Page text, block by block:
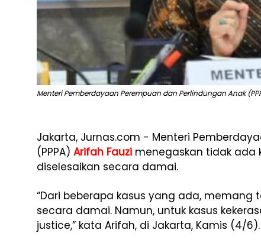
Menteri Pemberdayaan Perempuan dan Perlindungan Anak
Jakarta, Jurnas.com - Menteri
(PPPA) Arifah Fauzi menegaskan tidak ada
diselesaikan secara damai.
“Dari beberapa kasus yang ada, memang
secara damai. Namun, untuk kasus
justice,” kata Arifah, di Jakarta, Kamis (4/6).